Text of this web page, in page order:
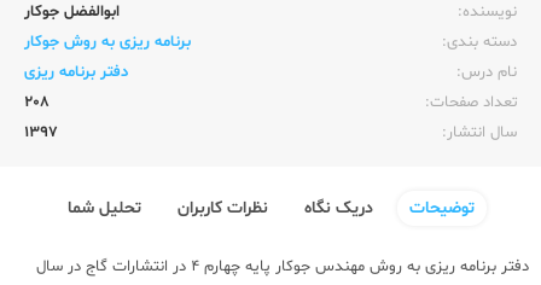
نویسنده:‌
ابوالفضل جوکار
دسته بندی:
برنامه ریزی به روش جوکار
نام درس:
دفتر برنامه ریزی
تعداد صفحات:‌
208
سال انتشار:‌
1397
توضیحات دریک نگاه نظرات کاربران تحلیل شما
دفتر برنامه ریزی به روش مهندس جوکار پایه چهارم 4 در انتشارات گاج در سال